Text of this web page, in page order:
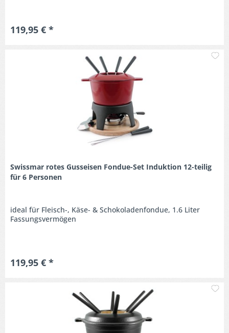
119,95 € *
Swissmar rotes Gusseisen Fondue-Set Induktion 12-teilig
für 6 Personen
ideal für Fleisch-, Käse- & Schokoladenfondue, 1.6 Liter
Fassungsvermögen
119,95 € *